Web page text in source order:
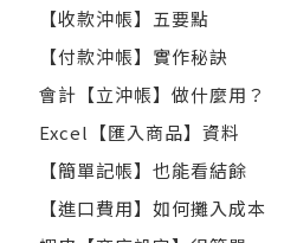
【收款沖帳】五要點
【付款沖帳】實作秘訣
會計【立沖帳】做什麼用？
Excel【匯入商品】資料
【簡單記帳】也能看結餘
【進口費用】如何攤入成本